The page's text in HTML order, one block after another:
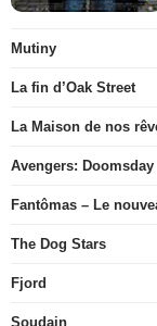
Mutiny
La fin d’Oak Street
La Maison de nos
Avengers: Doomsday
Fantômas – Le
The Dog Stars
Fjord
Soudain